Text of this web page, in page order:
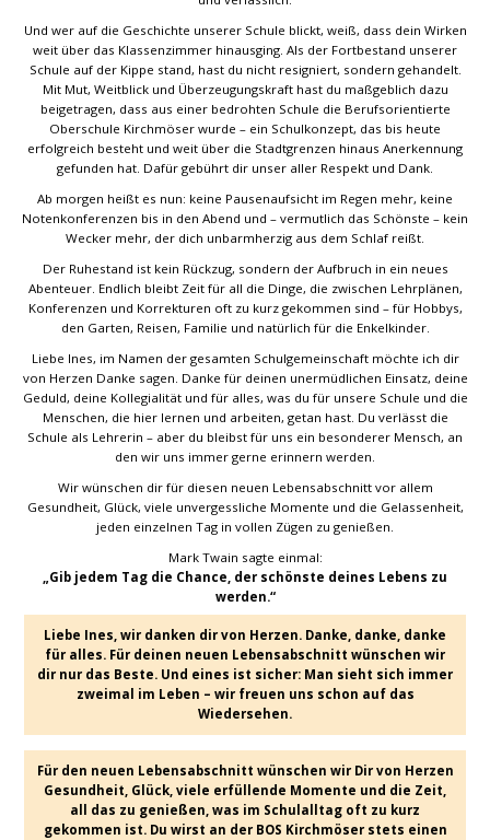
Und wer auf die Geschichte unserer Schule blickt, weiß, dass dein Wirken
weit über das Klassenzimmer hinausging. Als der Fortbestand unserer
Schule auf der Kippe stand, hast du nicht resigniert, sondern gehandelt.
Mit Mut, Weitblick und Überzeugungskraft hast du maßgeblich dazu
beigetragen, dass aus einer bedrohten Schule die Berufsorientierte
Oberschule Kirchmöser wurde – ein Schulkonzept, das bis heute
erfolgreich besteht und weit über die Stadtgrenzen hinaus Anerkennung
gefunden hat. Dafür gebührt dir unser aller Respekt und Dank.
Ab morgen heißt es nun: keine Pausenaufsicht im Regen mehr, keine
Notenkonferenzen bis in den Abend und – vermutlich das Schönste – kein
Wecker mehr, der dich unbarmherzig aus dem Schlaf reißt.
Der Ruhestand ist kein Rückzug, sondern der Aufbruch in ein neues
Abenteuer. Endlich bleibt Zeit für all die Dinge, die zwischen Lehrplänen,
Konferenzen und Korrekturen oft zu kurz gekommen sind – für Hobbys,
den Garten, Reisen, Familie und natürlich für die Enkelkinder.
Liebe Ines, im Namen der gesamten Schulgemeinschaft möchte ich dir
von Herzen Danke sagen. Danke für deinen unermüdlichen Einsatz, deine
Geduld, deine Kollegialität und für alles, was du für unsere Schule und die
Menschen, die hier lernen und arbeiten, getan hast. Du verlässt die
Schule als Lehrerin – aber du bleibst für uns ein besonderer Mensch, an
den wir uns immer gerne erinnern werden.
Wir wünschen dir für diesen neuen Lebensabschnitt vor allem
Gesundheit, Glück, viele unvergessliche Momente und die Gelassenheit,
jeden einzelnen Tag in vollen Zügen zu genießen.
Mark Twain sagte einmal:
„Gib jedem Tag die Chance, der schönste deines Lebens zu
werden.“
Liebe Ines, wir danken dir von Herzen. Danke, danke, danke
für alles. Für deinen neuen Lebensabschnitt wünschen wir
dir nur das Beste. Und eines ist sicher: Man sieht sich immer
zweimal im Leben – wir freuen uns schon auf das
Wiedersehen.
Für den neuen Lebensabschnitt wünschen wir Dir von Herzen
Gesundheit, Glück, viele erfüllende Momente und die Zeit,
all das zu genießen, was im Schulalltag oft zu kurz
gekommen ist. Du wirst an der BOS Kirchmöser stets einen